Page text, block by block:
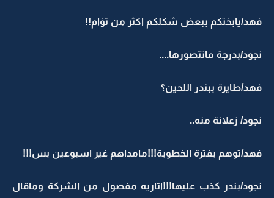
فهد/يابختكم ببعض شكلكم اكثر من تؤام!!
نجود/بدرجة ماتتصورها....
فهد/طايرة ببندر اللحين؟
نجود/ زعلانة منه..
فهد/توهم بفترة الخطوبة!!!مامداهم غير اسبوعين بس!!!
نجود/بندر كذب عليها!!!اتاريه مفصول من الشركة وماقال